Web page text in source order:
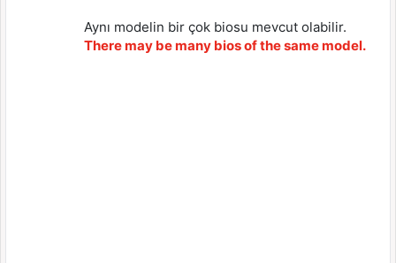
Aynı modelin bir çok biosu mevcut olabilir.
There may be many bios of the same model.